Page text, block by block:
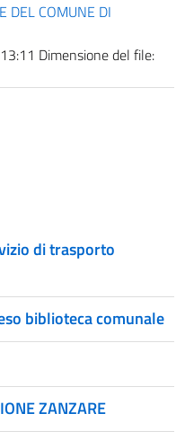
DEL COMUNE DI
Dimensione del file:
di trasporto
biblioteca comunale
ZANZARE